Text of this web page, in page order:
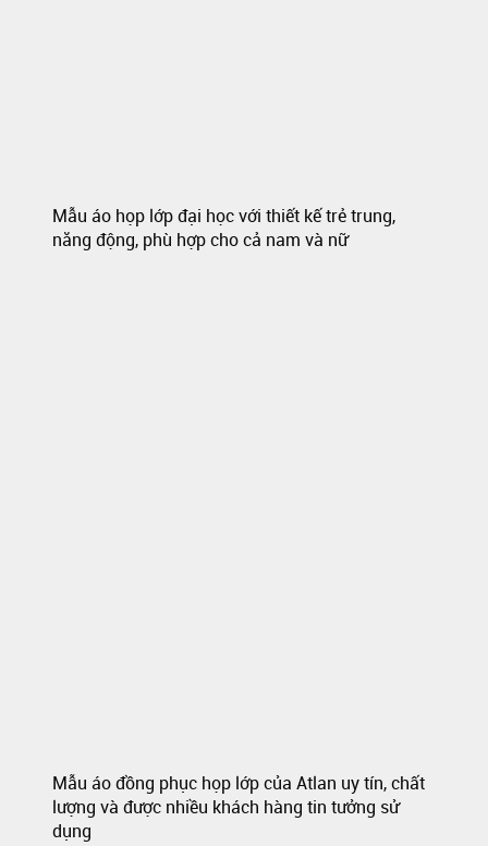
Mẫu áo họp lớp đại học với thiết kế trẻ trung,
năng động, phù hợp cho cả nam và nữ
Mẫu áo đồng phục họp lớp của Atlan uy tín, chất
lượng và được nhiều khách hàng tin tưởng sử
dụng